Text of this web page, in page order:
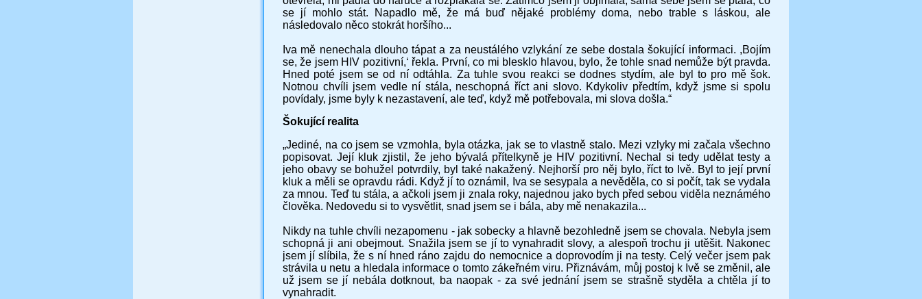
se jí mohlo stát. Napadlo mě, že má buď nějaké problémy doma, nebo trable s láskou, ale
následovalo něco stokrát horšího...
Iva mě nenechala dlouho tápat a za neustálého vzlykání ze sebe dostala šokující informaci. ,Bojím
se, že jsem HIV pozitivní,‘ řekla. První, co mi blesklo hlavou, bylo, že tohle snad nemůže být pravda.
Hned poté jsem se od ní odtáhla. Za tuhle svou reakci se dodnes stydím, ale byl to pro mě šok.
Notnou chvíli jsem vedle ní stála, neschopná říct ani slovo. Kdykoliv předtím, když jsme si spolu
povídaly, jsme byly k nezastavení, ale teď, když mě potřebovala, mi slova došla.“
Šokující realita
„Jediné, na co jsem se vzmohla, byla otázka, jak se to vlastně stalo. Mezi vzlyky mi začala všechno
popisovat. Její kluk zjistil, že jeho bývalá přítelkyně je HIV pozitivní. Nechal si tedy udělat testy a
jeho obavy se bohužel potvrdily, byl také nakažený. Nejhorší pro něj bylo, říct to Ivě. Byl to její první
kluk a měli se opravdu rádi. Když jí to oznámil, Iva se sesypala a nevěděla, co si počít, tak se vydala
za mnou. Teď tu stála, a ačkoli jsem ji znala roky, najednou jako bych před sebou viděla neznámého
člověka. Nedovedu si to vysvětlit, snad jsem se i bála, aby mě nenakazila...
Nikdy na tuhle chvíli nezapomenu - jak sobecky a hlavně bezohledně jsem se chovala. Nebyla jsem
schopná ji ani obejmout. Snažila jsem se jí to vynahradit slovy, a alespoň trochu ji utěšit. Nakonec
jsem jí slíbila, že s ní hned ráno zajdu do nemocnice a doprovodím ji na testy. Celý večer jsem pak
strávila u netu a hledala informace o tomto zákeřném viru. Přiznávám, můj postoj k Ivě se změnil, ale
už jsem se jí nebála dotknout, ba naopak - za své jednání jsem se strašně styděla a chtěla jí to
vynahradit.